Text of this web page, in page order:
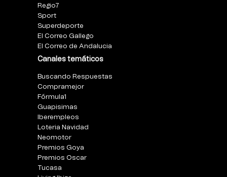
Regio7
Sport
Superdeporte
El Correo Gallego
El Correo de Andalucia
Canales temáticos
Buscando Respuestas
Compramejor
Fórmula1
Guapisimas
Iberempleos
Loteria Navidad
Neomotor
Premios Goya
Premios Oscar
Tucasa